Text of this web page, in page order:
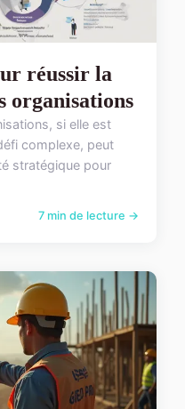
réussir la
organisations
si elle est
complexe, peut
stratégique pour
7 min de lecture →